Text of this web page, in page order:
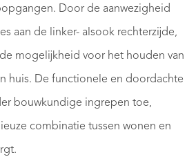
Door de aanwezigheid
aan de linker- alsook rechterzijde,
mogelijkheid voor het houden van
huis. De functionele en doordachte
bouwkundige ingrepen toe,
combinatie tussen wonen en